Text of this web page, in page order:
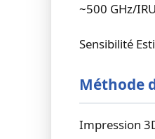
~500 GHz/IRU
Sensibilité
Méthode
Impression